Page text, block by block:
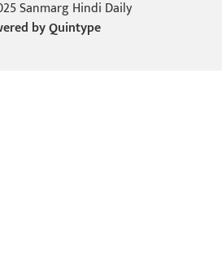
Sanmarg Hindi Daily
byQuintype